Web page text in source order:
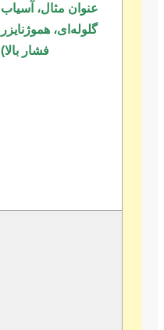
عنوان مثال، آسیاب
گلوله‌ای، هموژنایزر
فشار بالا)